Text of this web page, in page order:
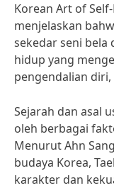
Korean Art of
menjelaskan
sekedar seni
hidup yang
pengendalian
Sejarah dan asal
oleh berbagai
Menurut Ahn
budaya Korea,
karakter dan